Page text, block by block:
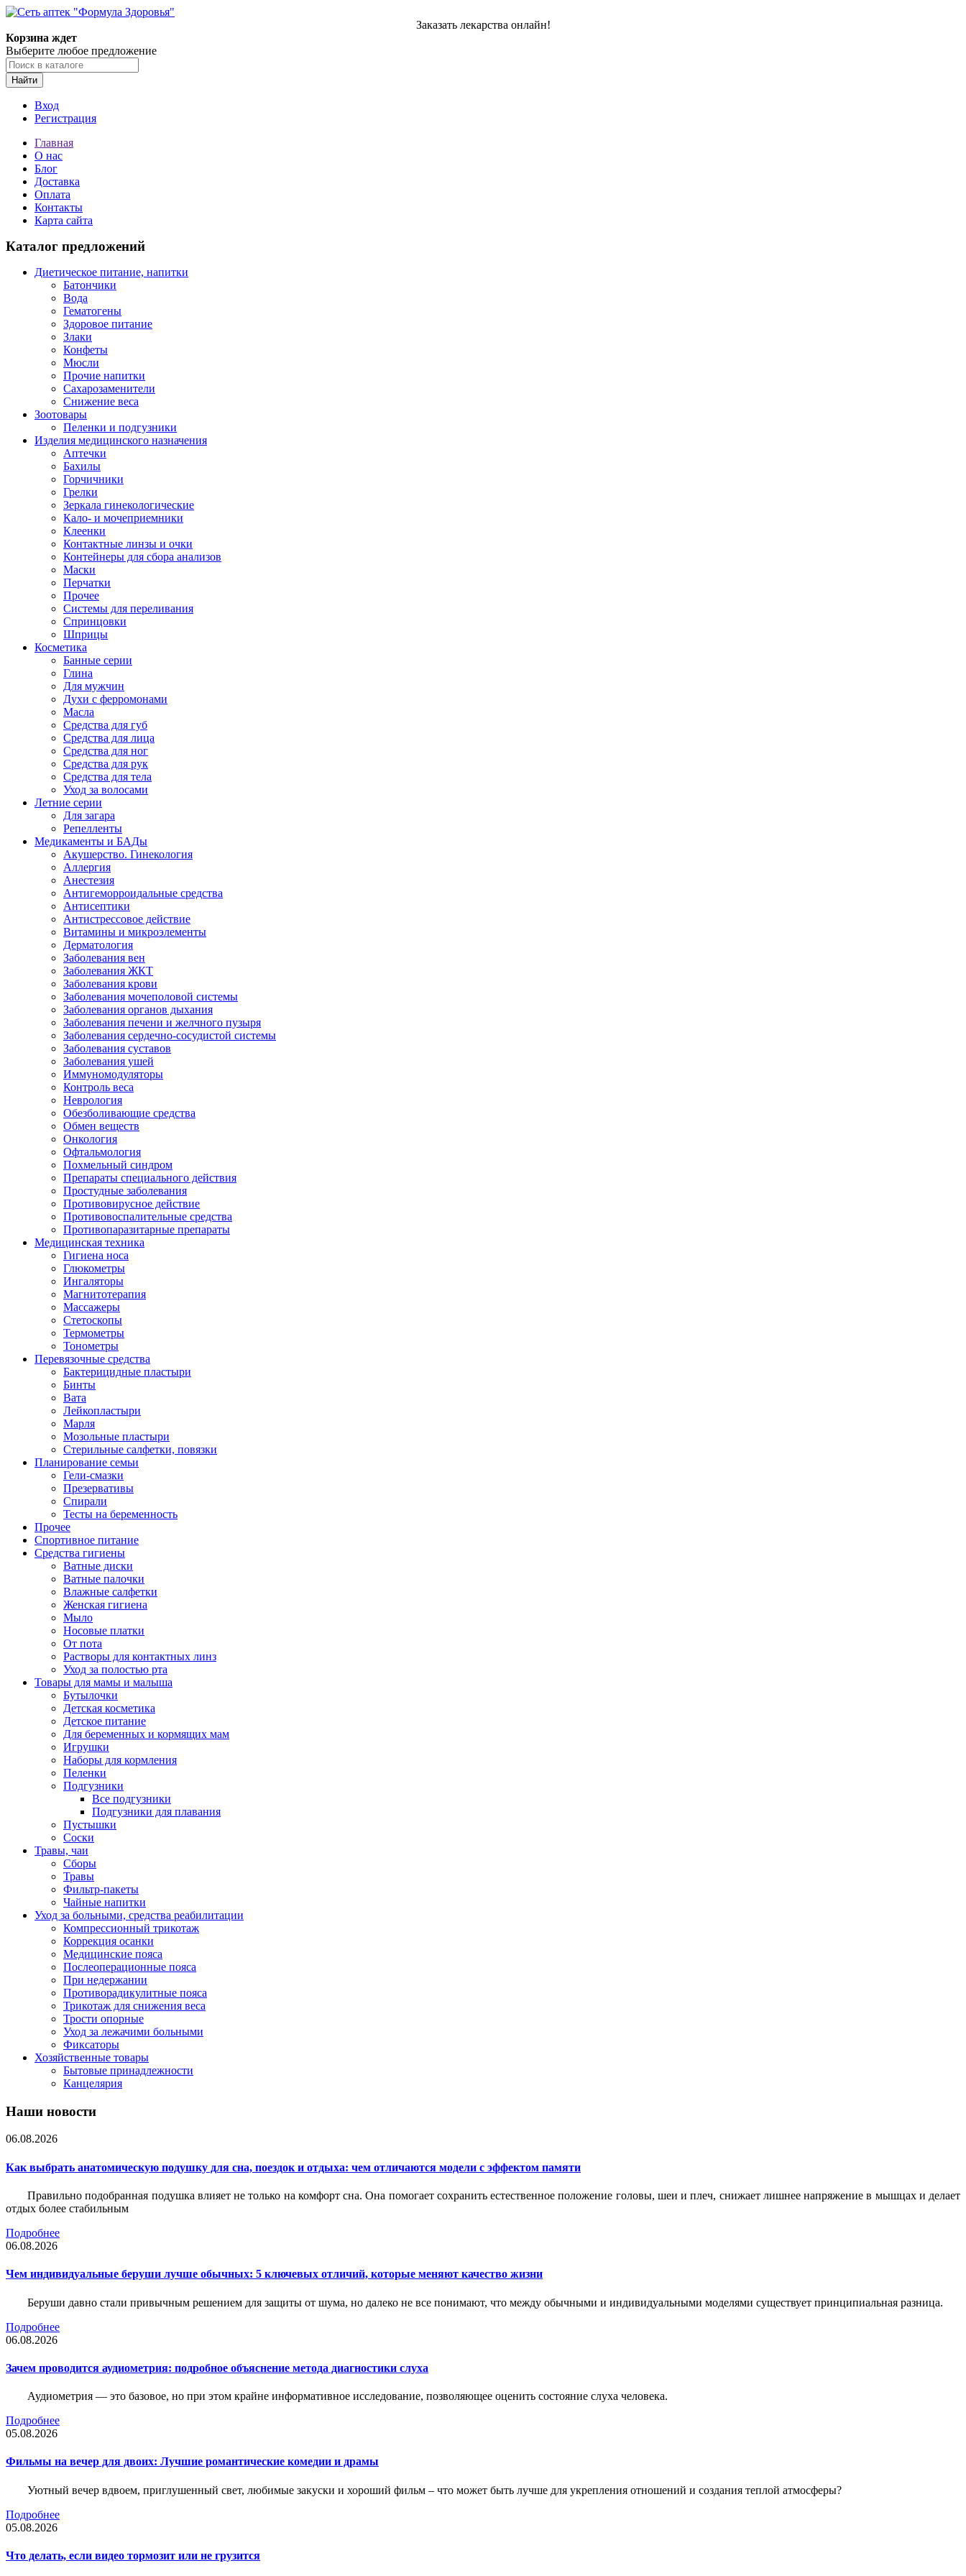
Заказать лекарства онлайн!
Корзина ждет
Выберите любое предложение
Найти
Вход
Регистрация
Главная
О нас
Блог
Доставка
Оплата
Контакты
Карта сайта
Каталог предложений
Диетическое питание, напитки
Батончики
Вода
Гематогены
Здоровое питание
Злаки
Конфеты
Мюсли
Прочие напитки
Сахарозаменители
Снижение веса
Зоотовары
Пеленки и подгузники
Изделия медицинского назначения
Аптечки
Бахилы
Горчичники
Грелки
Зеркала гинекологические
Кало- и мочеприемники
Клеенки
Контактные линзы и очки
Контейнеры для сбора анализов
Маски
Перчатки
Прочее
Системы для переливания
Спринцовки
Шприцы
Косметика
Банные серии
Глина
Для мужчин
Духи с ферромонами
Масла
Средства для губ
Средства для лица
Средства для ног
Средства для рук
Средства для тела
Уход за волосами
Летние серии
Для загара
Репелленты
Медикаменты и БАДы
Акушерство. Гинекология
Аллергия
Анестезия
Антигеморроидальные средства
Антисептики
Антистрессовое действие
Витамины и микроэлементы
Дерматология
Заболевания вен
Заболевания ЖКТ
Заболевания крови
Заболевания мочеполовой системы
Заболевания органов дыхания
Заболевания печени и желчного пузыря
Заболевания сердечно-сосудистой системы
Заболевания суставов
Заболевания ушей
Иммуномодуляторы
Контроль веса
Неврология
Обезболивающие средства
Обмен веществ
Онкология
Офтальмология
Похмельный синдром
Препараты специального действия
Простудные заболевания
Противовирусное действие
Противовоспалительные средства
Противопаразитарные препараты
Медицинская техника
Гигиена носа
Глюкометры
Ингаляторы
Магнитотерапия
Массажеры
Стетоскопы
Термометры
Тонометры
Перевязочные средства
Бактерицидные пластыри
Бинты
Вата
Лейкопластыри
Марля
Мозольные пластыри
Стерильные салфетки, повязки
Планирование семьи
Гели-смазки
Презервативы
Спирали
Тесты на беременность
Прочее
Спортивное питание
Средства гигиены
Ватные диски
Ватные палочки
Влажные салфетки
Женская гигиена
Мыло
Носовые платки
От пота
Растворы для контактных линз
Уход за полостью рта
Товары для мамы и малыша
Бутылочки
Детская косметика
Детское питание
Для беременных и кормящих мам
Игрушки
Наборы для кормления
Пеленки
Подгузники
Все подгузники
Подгузники для плавания
Пустышки
Соски
Травы, чаи
Сборы
Травы
Фильтр-пакеты
Чайные напитки
Уход за больными, средства реабилитации
Компрессионный трикотаж
Коррекция осанки
Медицинские пояса
Послеоперационные пояса
При недержании
Противорадикулитные пояса
Трикотаж для снижения веса
Трости опорные
Уход за лежачими больными
Фиксаторы
Хозяйственные товары
Бытовые принадлежности
Канцелярия
Наши новости
06.08.2026
Как выбрать анатомическую подушку для сна, поездок и отдыха: чем отличаются модели с эффектом памяти
Правильно подобранная подушка влияет не только на комфорт сна. Она помогает сохранить естественное положение головы, шеи и плеч, снижает лишнее напряжение в мышцах и делает
отдых более стабильным
Подробнее
06.08.2026
Чем индивидуальные беруши лучше обычных: 5 ключевых отличий, которые меняют качество жизни
Беруши давно стали привычным решением для защиты от шума, но далеко не все понимают, что между обычными и индивидуальными моделями существует принципиальная разница.
Подробнее
06.08.2026
Зачем проводится аудиометрия: подробное объяснение метода диагностики слуха
Аудиометрия — это базовое, но при этом крайне информативное исследование, позволяющее оценить состояние слуха человека.
Подробнее
05.08.2026
Фильмы на вечер для двоих: Лучшие романтические комедии и драмы
Уютный вечер вдвоем, приглушенный свет, любимые закуски и хороший фильм – что может быть лучше для укрепления отношений и создания теплой атмосферы?
Подробнее
05.08.2026
Что делать, если видео тормозит или не грузится